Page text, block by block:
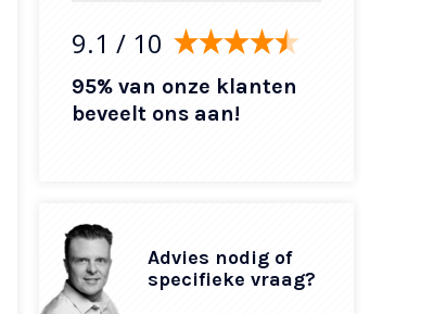
9.1 / 10
95% van onze klanten
beveelt ons aan!
Advies nodig of
specifieke vraag?